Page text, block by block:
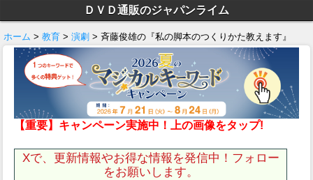
ＤＶＤ通販のジャパンライム
ホーム > 教育 > 演劇 > 斉藤俊雄の『私の脚本のつくりかた教えます』
【重要】キャンペーン実施中！上の画像をタップ!
Xで、更新情報やお得な情報を発信中！フォロー
をお願いします。